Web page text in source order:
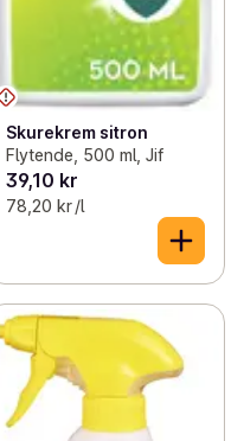
Skurekrem sitron
Flytende, 500 ml, Jif
39,10 kr
78,20 kr /l